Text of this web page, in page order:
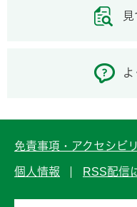
免責事項・アクセシビ
個人情報 RSS配信